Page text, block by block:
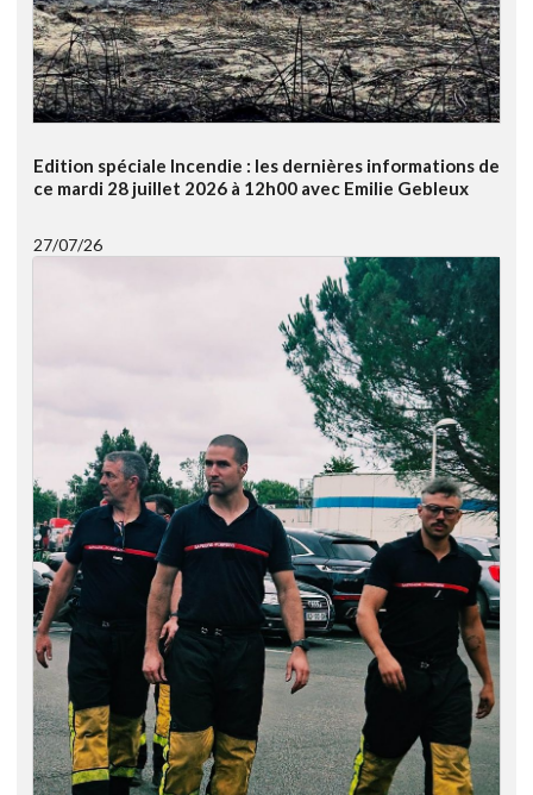
Edition spéciale Incendie : les dernières informations de
ce mardi 28 juillet 2026 à 12h00 avec Emilie Gebleux
27/07/26